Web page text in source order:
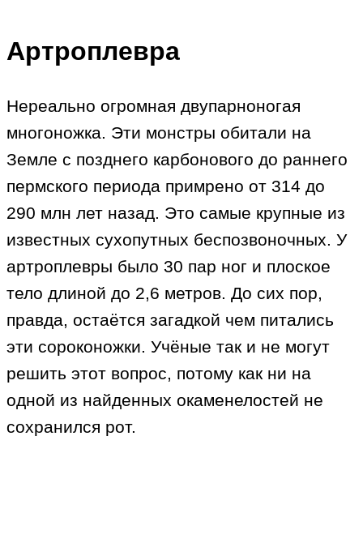
Артроплевра
Нереально огромная двупарноногая
многоножка. Эти монстры обитали на
Земле с позднего карбонового до раннего
пермского периода примрено от 314 до
290 млн лет назад. Это самые крупные из
известных сухопутных беспозвоночных. У
артроплевры было 30 пар ног и плоское
тело длиной до 2,6 метров. До сих пор,
правда, остаётся загадкой чем питались
эти сороконожки. Учёные так и не могут
решить этот вопрос, потому как ни на
одной из найденных окаменелостей не
сохранился рот.